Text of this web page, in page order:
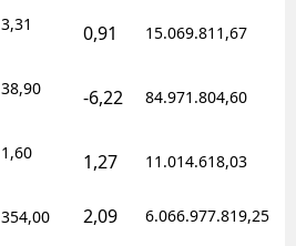
3,31 0,91 15.069.811,67
38,90 -6,22 84.971.804,60
1,60 1,27 11.014.618,03
354,00 2,09 6.066.977.819,25